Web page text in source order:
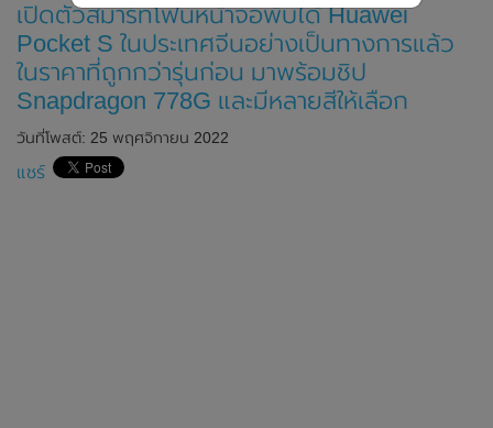
เปิดตัวสมาร์ทโฟนหน้าจอพับได้ Huawei
Pocket S ในประเทศจีนอย่างเป็นทางการแล้ว
ในราคาที่ถูกกว่ารุ่นก่อน มาพร้อมชิป
Snapdragon 778G และมีหลายสีให้เลือก
วันที่โพสต์: 25 พฤศจิกายน 2022
แชร์